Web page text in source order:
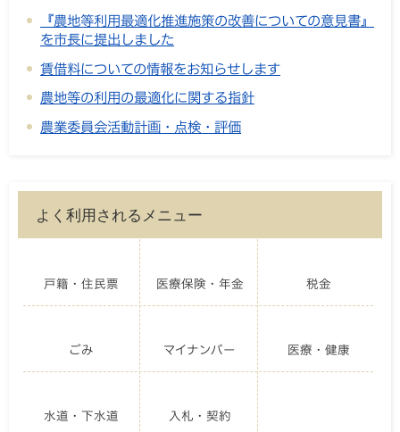
『農地等利用最適化推進施策の改善についての意見書』
を市長に提出しました
賃借料についての情報をお知らせします
農地等の利用の最適化に関する指針
農業委員会活動計画・点検・評価
よく利用されるメニュー
戸籍・住民票 医療保険・年金 税金
ごみ マイナンバー 医療・健康
水道・下水道 入札・契約